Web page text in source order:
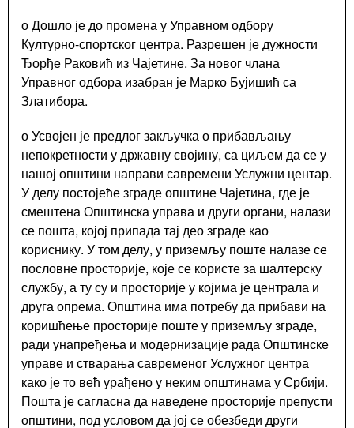
локалну
управу
Писарница
Виртуелни
Конкурси,
позиви,
обавештења
Подношење
захтева
Урбанизам
ГИС
Чајетина
Поставите
нам
питање
Документа
о Дошло је до промена у Управном одбору
Културно-спортског центра. Разрешен је дужности
Ђорђе Раковић из Чајетине. За новог члана
Управног одбора изабран је Марко Бујишић са
Златибора.
о Усвојен је предлог закључка о прибављању
непокретности у државну својину, са циљем да се у
нашој општини направи савремени Услужни центар.
У делу постојеће зграде општине Чајетина, где је
смештена Општинска управа и други органи, налази
се пошта, којој припада тај део зграде као
кориснику. У том делу, у приземљу поште налазе се
пословне просторије, које се користе за шалтерску
службу, а ту су и просторије у којима је централа и
друга опрема. Општина има потребу да прибави на
коришћење просторије поште у приземљу зграде,
ради унапређења и модернизације рада Општинске
управе и стварања савременог Услужног центра
како је то већ урађено у неким општинама у Србији.
Пошта је сагласна да наведене просторије препусти
општини, под условом да јој се обезбеди други